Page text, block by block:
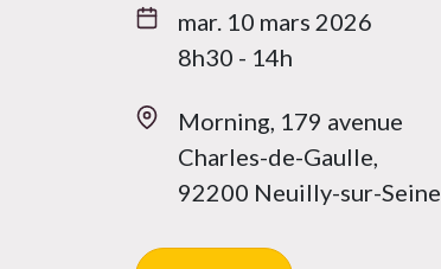
mar. 10 mars 2026
8h30 - 14h
Morning, 179 avenue
Charles-de-Gaulle,
92200 Neuilly-sur-Seine